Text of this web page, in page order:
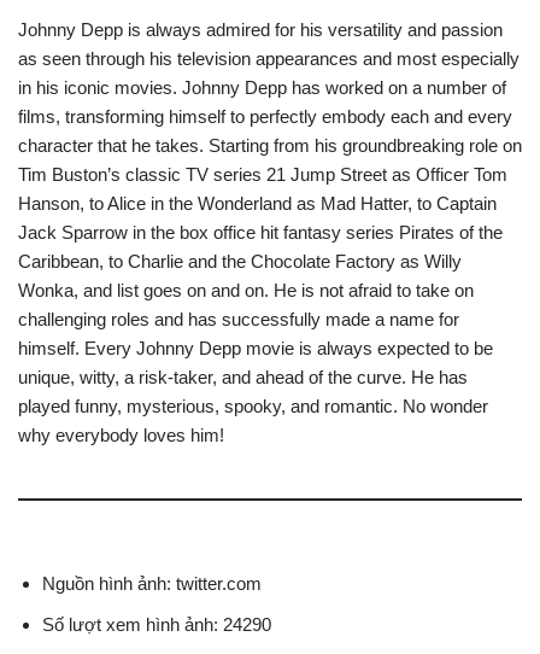
Johnny Depp is always admired for his versatility and passion
as seen through his television appearances and most especially
in his iconic movies. Johnny Depp has worked on a number of
films, transforming himself to perfectly embody each and every
character that he takes. Starting from his groundbreaking role on
Tim Buston’s classic TV series 21 Jump Street as Officer Tom
Hanson, to Alice in the Wonderland as Mad Hatter, to Captain
Jack Sparrow in the box office hit fantasy series Pirates of the
Caribbean, to Charlie and the Chocolate Factory as Willy
Wonka, and list goes on and on. He is not afraid to take on
challenging roles and has successfully made a name for
himself. Every Johnny Depp movie is always expected to be
unique, witty, a risk-taker, and ahead of the curve. He has
played funny, mysterious, spooky, and romantic. No wonder
why everybody loves him!
Nguồn hình ảnh: twitter.com
Số lượt xem hình ảnh: 24290